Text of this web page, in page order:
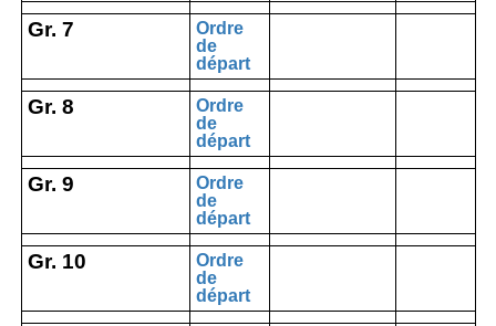
Gr. 7
Ordre
de
départ
Gr. 8
Ordre
de
départ
Gr. 9
Ordre
de
départ
Gr. 10
Ordre
de
départ